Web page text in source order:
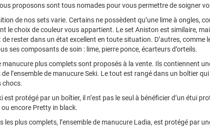
proposons sont tous nomades pour vous permettre de soigner
de nos sets varie. Certains ne possèdent qu’une lime à ongles,
le choix de couleur vous appartient. Le set Aniston est similaire,
de rester dans un état excellent en toute situation. D’autres,
ses composants de soin : lime, pierre ponce, écarteurs d’orteils.
manucure plus complets sont proposés à la vente. Ils contiennent
de l’ensemble de manucure Seki. Le tout est rangé dans un boîtier
chocs.
est protégé par un boîtier, il n’est pas le seul à bénéficier d’un étui
ou encore Pretty in black.
les plus complets, l’ensemble de manucure Ladia, est protégé par